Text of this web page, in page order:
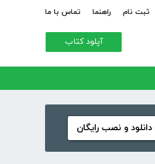
ثبت نام راهنما تماس با ما
آپلود کتاب
دانلود و نصب رایگان